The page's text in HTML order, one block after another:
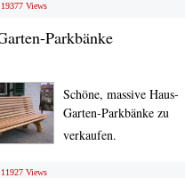
Views
Parkbänke
Schöne, massive Haus-
Garten-Parkbänke zu
verkaufen.
Views